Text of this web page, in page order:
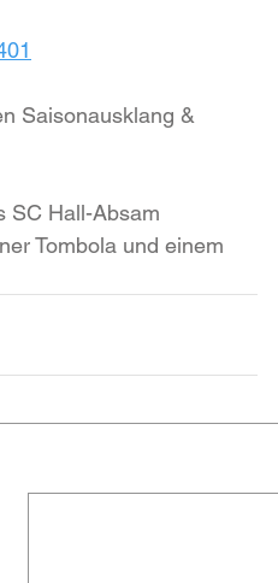
Saisonausklang &
SC Hall-Absam
Tombola und einem